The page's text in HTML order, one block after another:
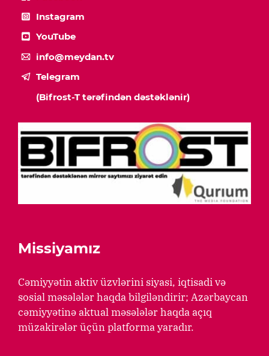
Instagram
YouTube
info@meydan.tv
Telegram
(Bifrost-T tərəfindən dəstəklənir)
Missiyamız
Cəmiyyətin aktiv üzvlərini siyasi, iqtisadi və
sosial məsələlər haqda bilgiləndirir; Azərbaycan
cəmiyyətinə aktual məsələlər haqda açıq
müzakirələr üçün platforma yaradır.